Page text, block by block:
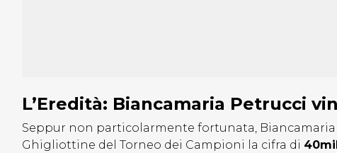
L’Eredità: Biancamaria Petrucci
Seppur non particolarmente fortunata,
Ghigliottine del Torneo dei Campioni la cifra di